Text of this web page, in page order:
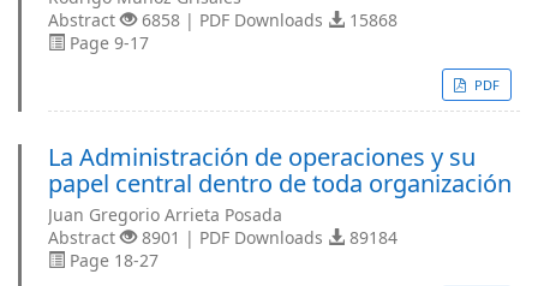
Abstract
6858 | PDF Downloads
15868
Page 9-17
PDF
La Administración de operaciones y su
papel central dentro de toda organización
Juan Gregorio Arrieta Posada
Abstract
8901 | PDF Downloads
89184
Page 18-27